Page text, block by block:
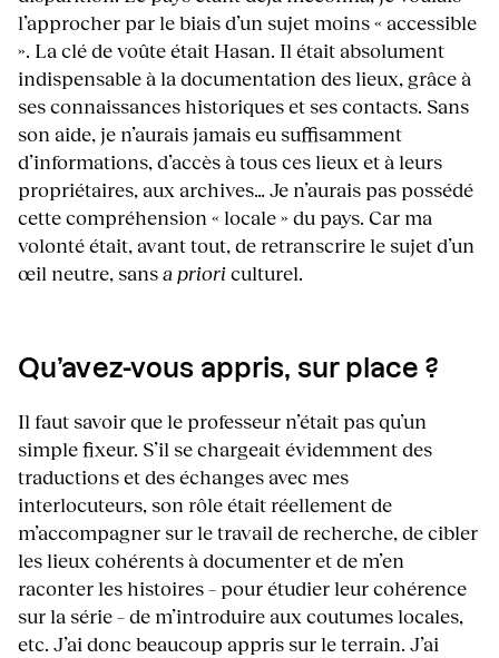
l’approcher par le biais d’un sujet moins « accessible
». La clé de voûte était Hasan. Il était absolument
indispensable à la documentation des lieux, grâce à
ses connaissances historiques et ses contacts. Sans
son aide, je n’aurais jamais eu suffisamment
d’informations, d’accès à tous ces lieux et à leurs
propriétaires, aux archives… Je n’aurais pas possédé
cette compréhension « locale » du pays. Car ma
volonté était, avant tout, de retranscrire le sujet d’un
œil neutre, sansa prioriculturel.
Qu’avez-vous appris, sur place ?
Il faut savoir que le professeur n’était pas qu’un
simple fixeur. S’il se chargeait évidemment des
traductions et des échanges avec mes
interlocuteurs, son rôle était réellement de
m’accompagner sur le travail de recherche, de cibler
les lieux cohérents à documenter et de m’en
raconter les histoires – pour étudier leur cohérence
sur la série – de m’introduire aux coutumes locales,
etc. J’ai donc beaucoup appris sur le terrain. J’ai